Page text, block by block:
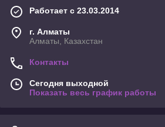
Работает с 23.03.2014
г. Алматы
Алматы, Казахстан
Контакты
Сегодня выходной
Показать весь график работы